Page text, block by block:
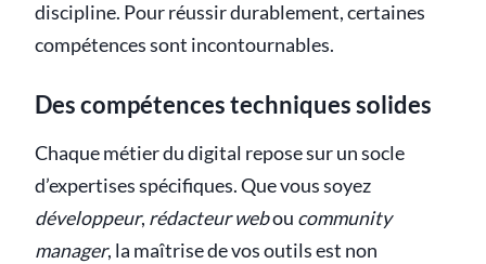
discipline. Pour réussir durablement, certaines
compétences sont incontournables.
Des compétences techniques solides
Chaque métier du digital repose sur un socle
d’expertises spécifiques. Que vous soyez
développeur, rédacteur webou community
manager, la maîtrise de vos outils est non